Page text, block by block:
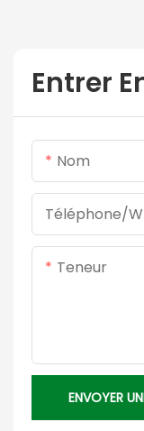
Entrer
Nom
Téléphone/
Teneur
ENVOYER